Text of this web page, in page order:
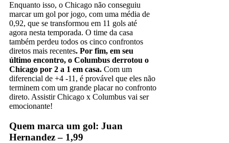
Enquanto isso, o Chicago não conseguiu
marcar um gol por jogo, com uma média de
0,92, que se transformou em 11 gols até
agora nesta temporada. O time da casa
também perdeu todos os cinco confrontos
diretos mais recentes. Por fim, em seu
último encontro, o Columbus derrotou o
Chicago por 2 a 1 em casa. Com um
diferencial de +4 -11, é provável que eles não
terminem com um grande placar no confronto
direto. Assistir Chicago x Columbus vai ser
emocionante!
Quem marca um gol: Juan
Hernandez – 1,99